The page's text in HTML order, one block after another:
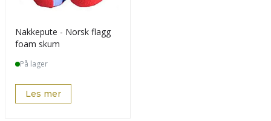
Nakkepute - Norsk flagg
foam skum
På lager
Les mer